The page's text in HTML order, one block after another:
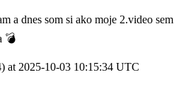
a dnes som si ako moje 2.video
💣
at 2025-10-03 10:15:34 UTC